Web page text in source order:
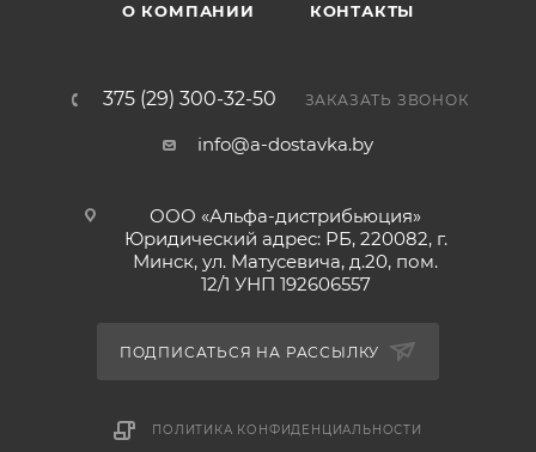
О КОМПАНИИ КОНТАКТЫ
375 (29) 300-32-50 ЗАКАЗАТЬ ЗВОНОК
info@a-dostavka.by
ООО «Альфа-дистрибьюция»
Юридический адрес: РБ, 220082, г.
Минск, ул. Матусевича, д.20, пом.
12/1 УНП 192606557
ПОДПИСАТЬСЯ НА РАССЫЛКУ
ПОЛИТИКА КОНФИДЕНЦИАЛЬНОСТИ